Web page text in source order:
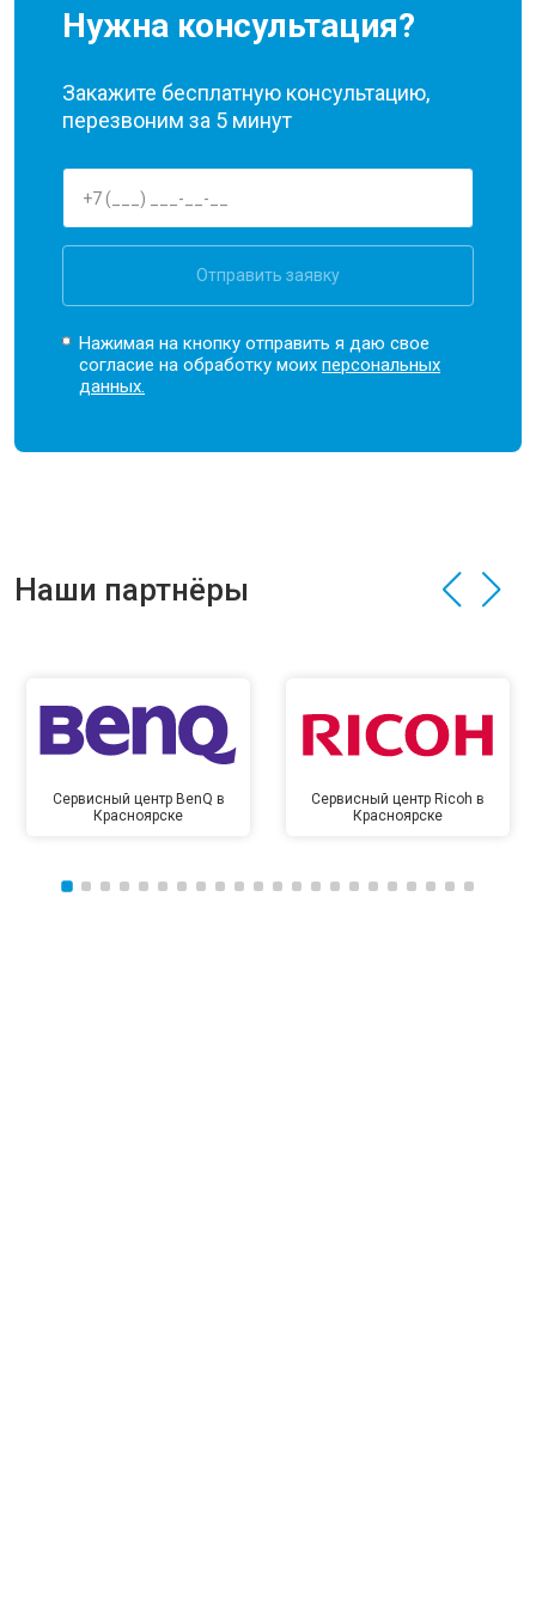
Нужна консультация?
Закажите бесплатную консультацию,
перезвоним за 5 минут
Отправить заявку
Нажимая на кнопку отправить я даю свое
согласие на обработку моихперсональных
данных.
Наши партнёры
Сервисный центр BenQ в
Красноярске
Сервисный центр Ricoh в
Красноярске